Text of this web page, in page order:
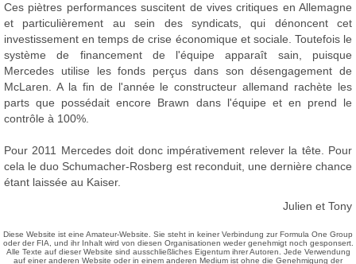
Ces piètres performances suscitent de vives critiques en Allemagne
et particulièrement au sein des syndicats, qui dénoncent cet
investissement en temps de crise économique et sociale. Toutefois le
système de financement de l'équipe apparaît sain, puisque
Mercedes utilise les fonds perçus dans son désengagement de
McLaren. A la fin de l'année le constructeur allemand rachète les
parts que possédait encore Brawn dans l'équipe et en prend le
contrôle à 100%.
Pour 2011 Mercedes doit donc impérativement relever la tête. Pour
cela le duo Schumacher-Rosberg est reconduit, une dernière chance
étant laissée au Kaiser.
Julien et Tony
Diese Website ist eine Amateur-Website. Sie steht in keiner Verbindung zur Formula One Group
oder der FIA, und ihr Inhalt wird von diesen Organisationen weder genehmigt noch gesponsert.
Alle Texte auf dieser Website sind ausschließliches Eigentum ihrer Autoren. Jede Verwendung
auf einer anderen Website oder in einem anderen Medium ist ohne die Genehmigung der